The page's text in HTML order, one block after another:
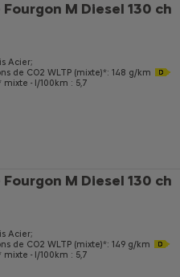
M Diesel 130 ch
Acier;
de CO2 WLTP (mixte)*: 148 g/km
- l/100km : 5,7
M Diesel 130 ch
Acier;
de CO2 WLTP (mixte)*: 149 g/km
- l/100km : 5,7